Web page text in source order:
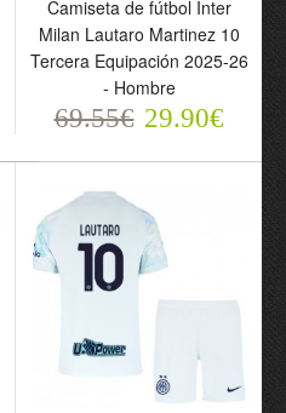
Tercera Equipación 2025-
26 - Niño
69.55€ 29.90€
Camiseta de fútbol Inter
Milan Lautaro Martinez 10
Tercera Equipación 2025-26
- Hombre
69.55€ 29.90€